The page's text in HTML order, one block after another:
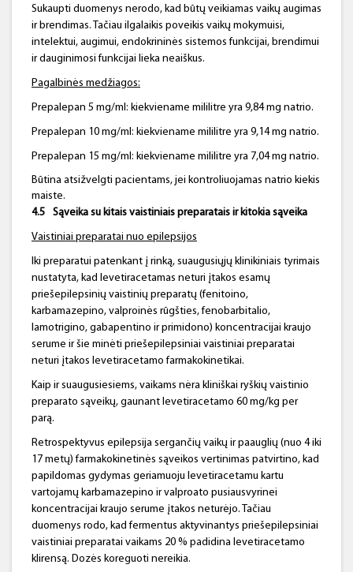
Sukaupti duomenys nerodo, kad būtų veikiamas vaikų augimas
ir brendimas. Tačiau ilgalaikis poveikis vaikų mokymuisi,
intelektui, augimui, endokrininės sistemos funkcijai, brendimui
ir dauginimosi funkcijai lieka neaiškus.
Pagalbinės medžiagos:
Prepalepan 5 mg/ml: kiekviename mililitre yra 9,84 mg natrio.
Prepalepan 10 mg/ml: kiekviename mililitre yra 9,14 mg natrio.
Prepalepan 15 mg/ml: kiekviename mililitre yra 7,04 mg natrio.
Būtina atsižvelgti pacientams, jei kontroliuojamas natrio kiekis
maiste.
4.5
Sąveika su kitais vaistiniais preparatais ir kitokia sąveika
Vaistiniai preparatai nuo epilepsijos
Iki preparatui patenkant į rinką, suaugusiųjų klinikiniais tyrimais
nustatyta, kad levetiracetamas neturi įtakos esamų
priešepilepsinių vaistinių preparatų (fenitoino,
karbamazepino, valproinės rūgšties, fenobarbitalio,
lamotrigino, gabapentino ir primidono) koncentracijai kraujo
serume ir šie minėti priešepilepsiniai vaistiniai preparatai
neturi įtakos levetiracetamo farmakokinetikai.
Kaip ir suaugusiesiems, vaikams nėra kliniškai ryškių vaistinio
preparato sąveikų, gaunant levetiracetamo 60 mg/kg per
parą.
Retrospektyvus epilepsija sergančių vaikų ir paauglių (nuo 4 iki
17 metų) farmakokinetinės sąveikos vertinimas patvirtino, kad
papildomas gydymas geriamuoju levetiracetamu kartu
vartojamų karbamazepino ir valproato pusiausvyrinei
koncentracijai kraujo serume įtakos neturėjo. Tačiau
duomenys rodo, kad fermentus aktyvinantys priešepilepsiniai
vaistiniai preparatai vaikams 20 % padidina levetiracetamo
klirensą. Dozės koreguoti nereikia.